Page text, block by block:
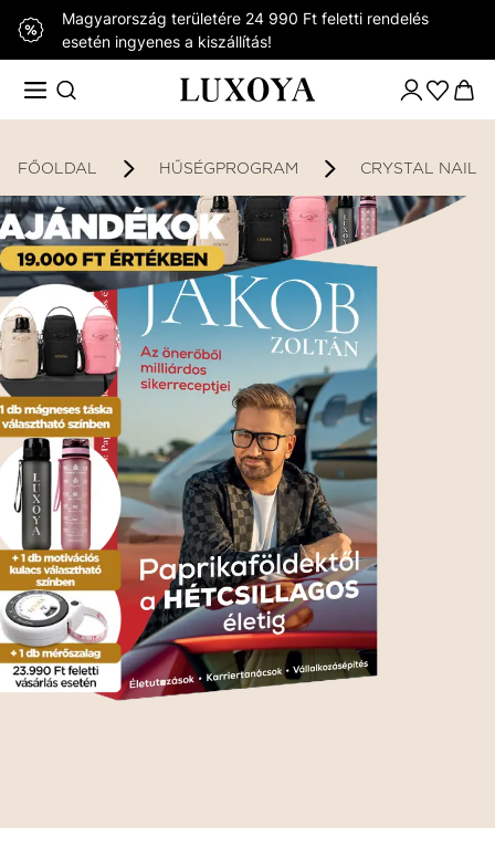
Magyarország területére 24 990 Ft feletti rendelés
esetén ingyenes a kiszállítás!
FŐOLDAL HŰSÉGPROGRAM CRYSTAL NAILS